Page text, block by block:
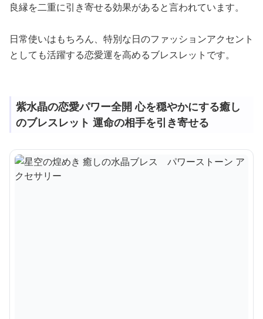
良縁を二重に引き寄せる効果があると言われています。
日常使いはもちろん、特別な日のファッションアクセント
としても活躍する恋愛運を高めるブレスレットです。
紫水晶の恋愛パワー全開 心を穏やかにする癒し
のブレスレット 運命の相手を引き寄せる